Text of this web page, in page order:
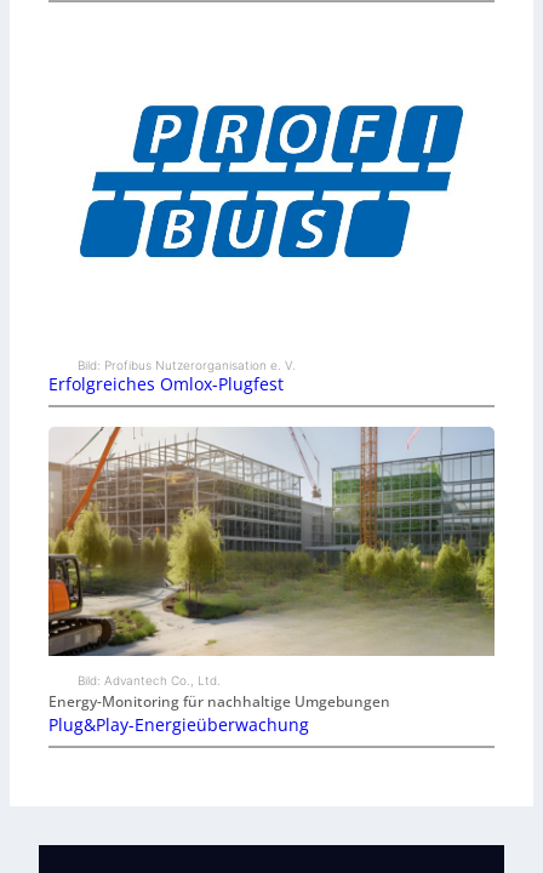
Bild: Profibus Nutzerorganisation e. V.
Erfolgreiches Omlox-Plugfest
Bild: Advantech Co., Ltd.
Energy-Monitoring für nachhaltige Umgebungen
Plug&Play-Energieüberwachung